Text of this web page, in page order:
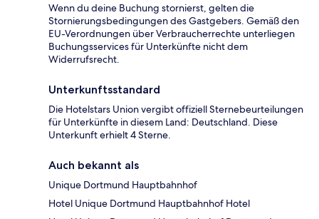
Wenn du deine Buchung stornierst, gelten die
Stornierungsbedingungen des Gastgebers. Gemäß den
EU-Verordnungen über Verbraucherrechte unterliegen
Buchungsservices für Unterkünfte nicht dem
Widerrufsrecht.
Unterkunftsstandard
Die Hotelstars Union vergibt offiziell Sternebeurteilungen
für Unterkünfte in diesem Land: Deutschland. Diese
Unterkunft erhielt 4 Sterne.
Auch bekannt als
Unique Dortmund Hauptbahnhof
Hotel Unique Dortmund Hauptbahnhof Hotel